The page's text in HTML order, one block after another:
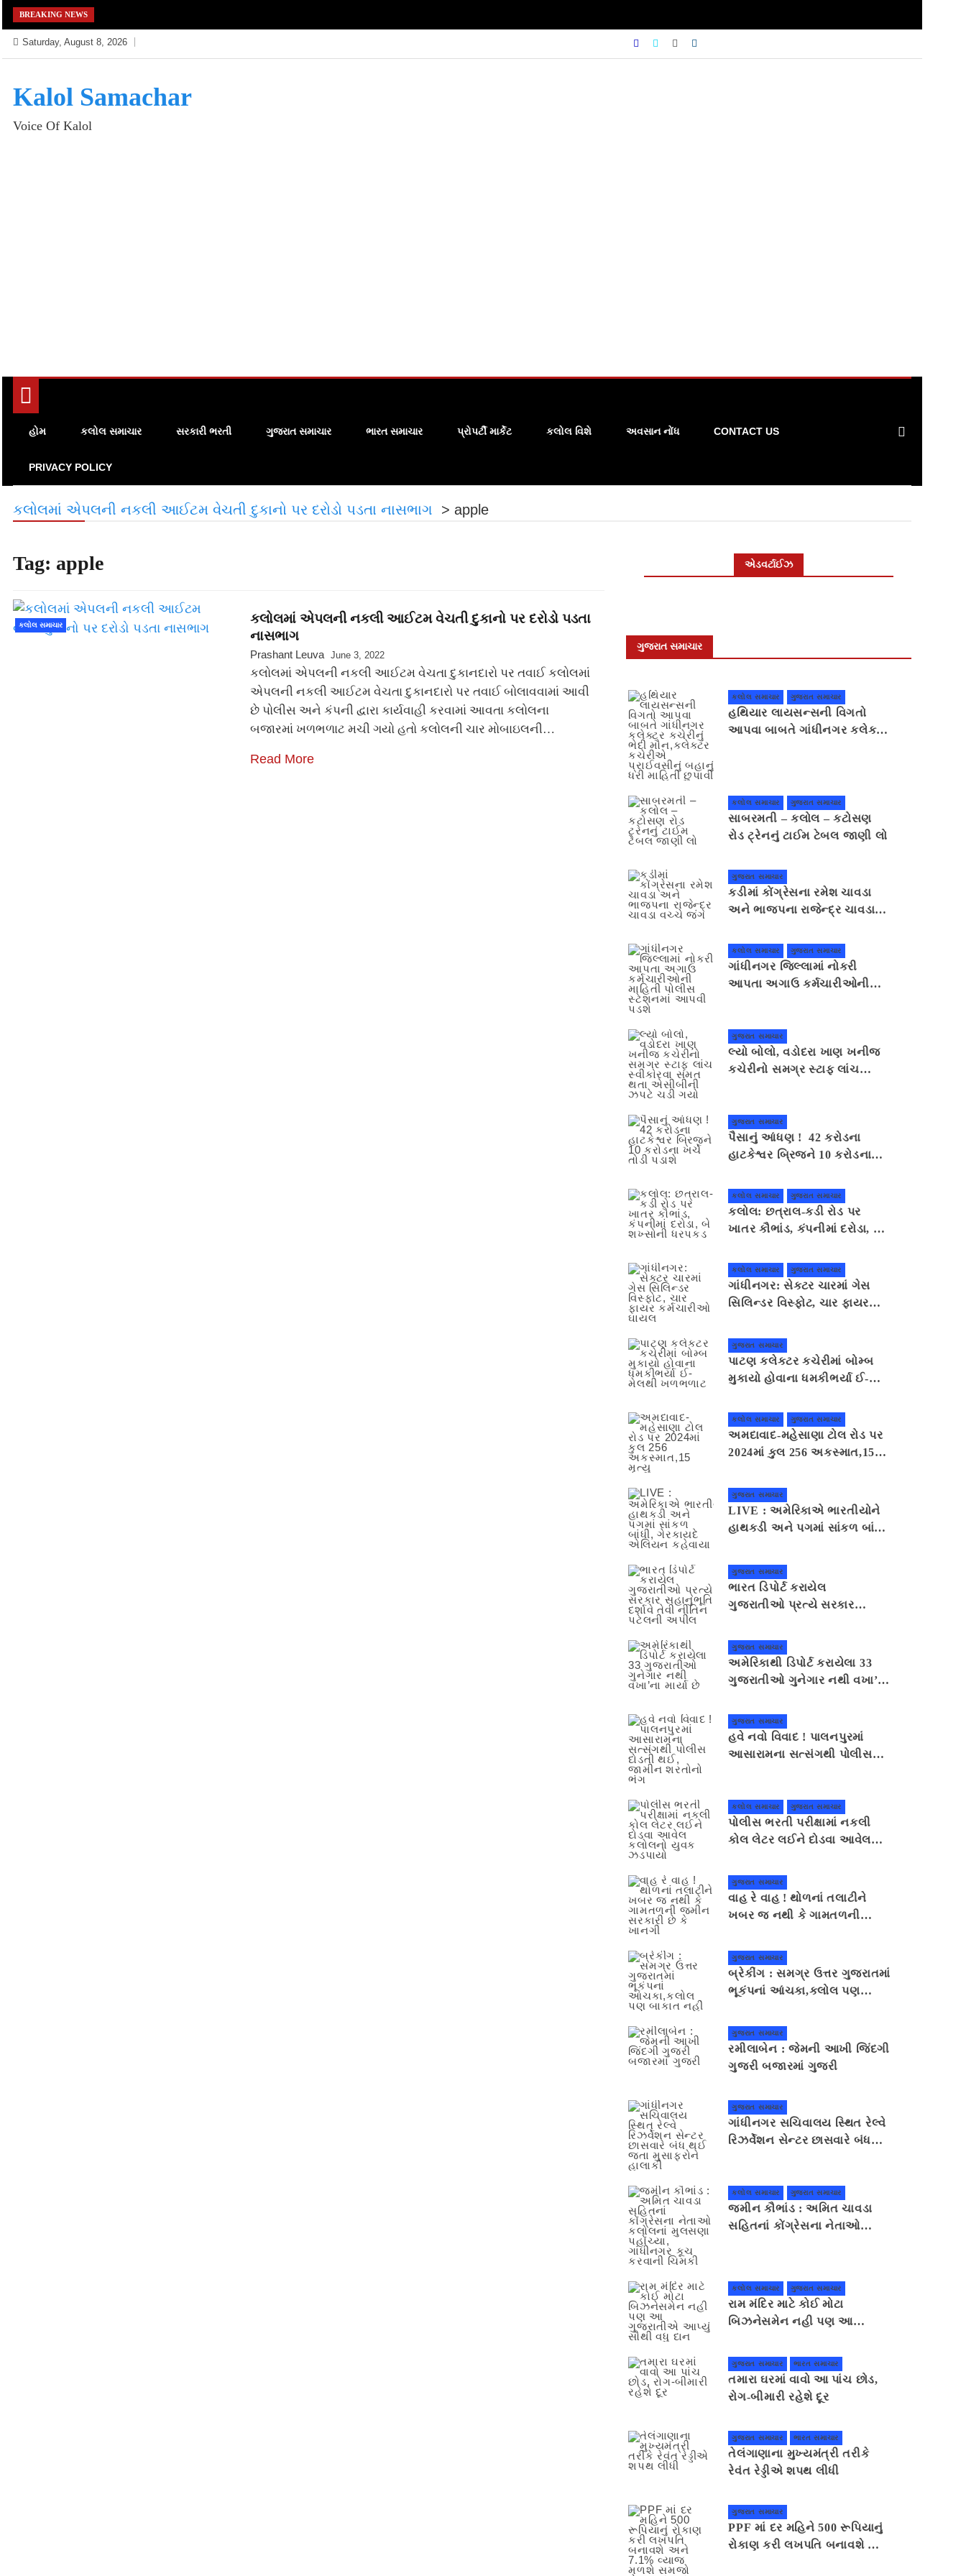
Skip
to
content
BREAKING NEWS
Saturday, August 8, 2026
Kalol Samachar
Voice Of Kalol
હોમ કલોલ સમાચાર સરકારી ભરતી ગુજરાત સમાચાર ભારત સમાચાર પ્રોપર્ટી માર્કેટ કલોલ વિશે અવસાન નોંધ CONTACT US
PRIVACY POLICY
કલોલમાં એપલની નકલી આઈટમ વેચતી દુકાનો પર દરોડો પડતા નાસભાગ > apple
Tag: apple
કલોલ સમાચાર
કલોલમાં એપલની નકલી આઈટમ વેચતી દુકાનો પર દરોડો પડતા
નાસભાગ
Prashant Leuva June 3, 2022
કલોલમાં એપલની નકલી આઈટમ વેચતા દુકાનદારો પર તવાઈ કલોલમાં
એપલની નકલી આઈટમ વેચતા દુકાનદારો પર તવાઈ બોલાવવામાં આવી
છે પોલીસ અને કંપની દ્વારા કાર્યવાહી કરવામાં આવતા કલોલના
બજારમાં ખળભળાટ મચી ગયો હતો કલોલની ચાર મોબાઇલની…
Read More
એડવર્ટાઈઝ
ગુજરાત સમાચાર
કલોલ સમાચાર ગુજરાત સમાચાર
હથિયાર લાયસન્સની વિગતો
આપવા બાબતે ગાંધીનગર કલેક્ટર
કલોલ સમાચાર ગુજરાત સમાચાર
સાબરમતી – કલોલ – કટોસણ
રોડ ટ્રેનનું ટાઈમ ટેબલ જાણી લો
ગુજરાત સમાચાર
કડીમાં કોંગ્રેસના રમેશ ચાવડા
અને ભાજપના રાજેન્દ્ર ચાવડા
કલોલ સમાચાર ગુજરાત સમાચાર
ગાંધીનગર જિલ્લામાં નોકરી
આપતા અગાઉ કર્મચારીઓની
ગુજરાત સમાચાર
લ્યો બોલો, વડોદરા ખાણ ખનીજ
કચેરીનો સમગ્ર સ્ટાફ લાંચ
ગુજરાત સમાચાર
પૈસાનું આંધણ ! 42 કરોડના
હાટકેશ્વર બ્રિજને 10 કરોડના
કલોલ સમાચાર ગુજરાત સમાચાર
કલોલ: છત્રાલ-કડી રોડ પર
ખાતર કૌભાંડ, કંપનીમાં દરોડા, બે
કલોલ સમાચાર ગુજરાત સમાચાર
ગાંધીનગર: સેક્ટર ચારમાં ગેસ
સિલિન્ડર વિસ્ફોટ, ચાર ફાયર
ગુજરાત સમાચાર
પાટણ કલેકટર કચેરીમાં બોમ્બ
મુકાયો હોવાના ધમકીભર્યા ઈ-
કલોલ સમાચાર ગુજરાત સમાચાર
અમદાવાદ-મહેસાણા ટોલ રોડ પર
2024માં કુલ 256 અકસ્માત,15
ગુજરાત સમાચાર
LIVE : અમેરિકાએ ભારતીયોને
હાથકડી અને પગમાં સાંકળ બાંધી,
ગુજરાત સમાચાર
ભારત ડિપોર્ટ કરાયેલ
ગુજરાતીઓ પ્રત્યે સરકાર
પટેલની અપીલ
ગુજરાત સમાચાર
અમેરિકાથી ડિપોર્ટ કરાયેલા 33
ગુજરાતીઓ ગુનેગાર નથી વખા’ના
ગુજરાત સમાચાર
હવે નવો વિવાદ ! પાલનપુરમાં
આસારામના સત્સંગથી પોલીસ
કલોલ સમાચાર ગુજરાત સમાચાર
પોલીસ ભરતી પરીક્ષામાં નકલી
કોલ લેટર લઈને દોડવા આવેલ
ગુજરાત સમાચાર
વાહ રે વાહ ! થોળનાં તલાટીને
ખબર જ નથી કે ગામતળની
ગુજરાત સમાચાર
બ્રેકીંગ : સમગ્ર ઉત્તર ગુજરાતમાં
ભૂકંપનાં આંચકા,કલોલ પણ
ગુજરાત સમાચાર
રમીલાબેન : જેમની આખી જિંદગી
ગુજરી બજારમાં ગુજરી
ગુજરાત સમાચાર
ગાંધીનગર સચિવાલય સ્થિત રેલ્વે
રિઝર્વેશન સેન્ટર છાસવારે બંધ
કલોલ સમાચાર ગુજરાત સમાચાર
જમીન કૌભાંડ : અમિત ચાવડા
સહિતનાં કોંગ્રેસના નેતાઓ
કલોલ સમાચાર ગુજરાત સમાચાર
રામ મંદિર માટે કોઈ મોટા
બિઝનેસમેન નહી પણ આ
ગુજરાત સમાચાર ભારત સમાચાર
તમારા ઘરમાં વાવો આ પાંચ છોડ,
રોગ-બીમારી રહેશે દૂર
ગુજરાત સમાચાર ભારત સમાચાર
તેલંગાણાના મુખ્યમંત્રી તરીકે
રેવંત રેડ્ડીએ શપથ લીધી
ગુજરાત સમાચાર
PPF માં દર મહિને 500 રૂપિયાનું
રોકાણ કરી લખપતિ બનાવશે અને